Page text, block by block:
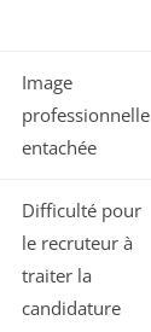
Image
professionnelle
entachée
Difficulté pour
le recruteur à
traiter la
candidature